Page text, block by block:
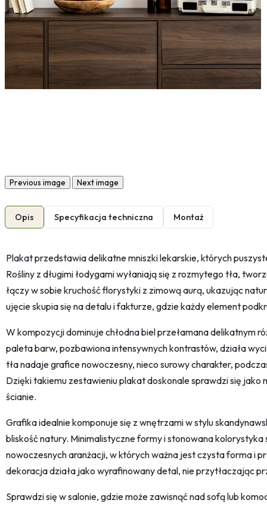
Previous image Next image
Opis Specyfikacja techniczna Montaż
Plakat przedstawia delikatne mniszki lekarskie, których
Rośliny z długimi łodygami wyłaniają się z rozmytego tła,
łączy w sobie kruchość florystyki z zimową aurą, ukazując
ujęcie skupia się na detalu i fakturze, gdzie każdy element
W kompozycji dominuje chłodna biel przełamana delikatnym
paleta barw, pozbawiona intensywnych kontrastów, działa
tła nadaje grafice nowoczesny, nieco surowy charakter,
Dzięki takiemu zestawieniu plakat doskonale sprawdzi się jako
ścianie.
Grafika idealnie komponuje się z wnętrzami w stylu
bliskość natury. Minimalistyczne formy i stonowana
nowoczesnych aranżacji, w których ważna jest czysta forma i
dekoracja działa jako wyrafinowany detal, nie przytłaczając
Sprawdzi się w salonie, gdzie może zawisnąć nad sofą lub